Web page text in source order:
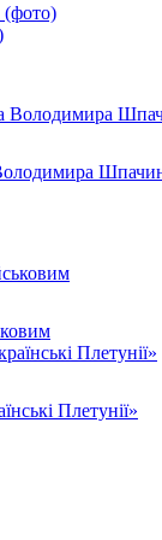
(фото)
Плетунії»